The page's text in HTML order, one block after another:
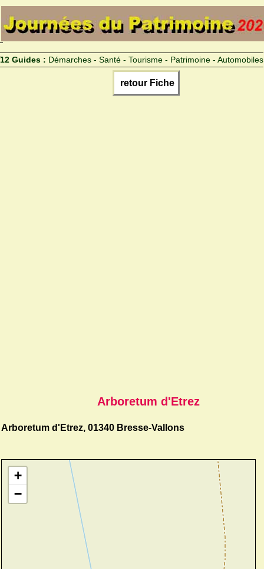
12 Guides : Démarches - Santé - Tourisme - Patrimoine - Automobiles
retour Fiche
Arboretum d'Etrez
Arboretum d'Etrez, 01340 Bresse-Vallons
+
−